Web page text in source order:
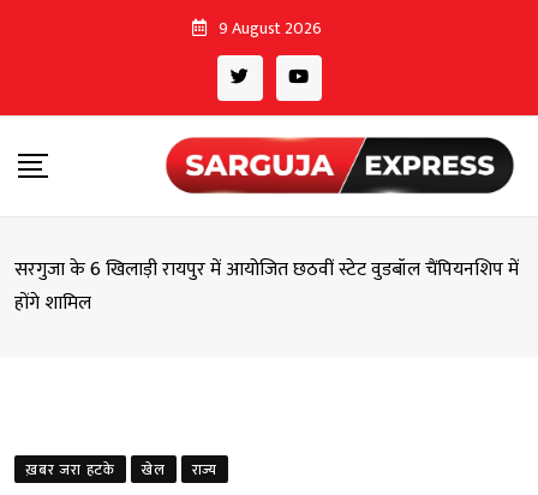
9 August 2026
सरगुजा के 6 खिलाड़ी रायपुर में आयोजित छठवीं स्टेट वुडबॉल चैंपियनशिप में
होंगे शामिल
ख़बर जरा हटके खेल राज्य